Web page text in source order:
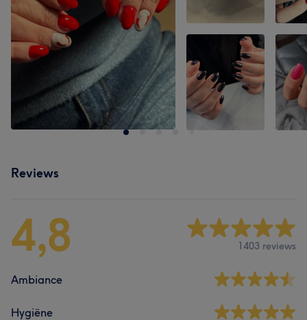
Reviews
4,8 1403 reviews
Ambiance
Hygiëne